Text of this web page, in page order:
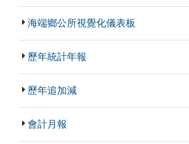
海端鄉公所視覺化儀表板
歷年統計年報
歷年追加減
會計月報